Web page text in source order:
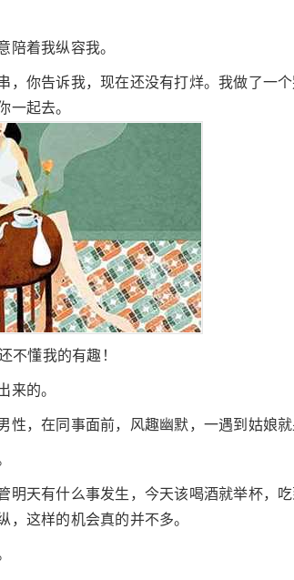
陪着我纵容我。
你告诉我，现在还没有打烊。我做了一个
一起去。
不懂我的有趣！
来的。
，在同事面前，风趣幽默，一遇到姑娘就
天有什么事发生，今天该喝酒就举杯，吃
这样的机会真的并不多。